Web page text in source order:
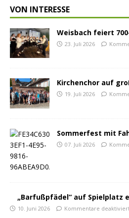
VON INTERESSE
Weisbach feiert
23. Juli 2026
Kirchenchor auf
19. Juli 2026
Sommerfest mit
07. Juli 2026
„Barfußpfädel“ auf Spielplatz
10. Juni 2026 Kommentare